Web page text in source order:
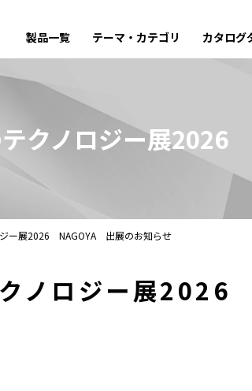
テクノロジー展
ジー展2026 NAGOYA 出展のお知らせ
クノロジー展
製品一覧
テーマ・カテゴリ カタログ